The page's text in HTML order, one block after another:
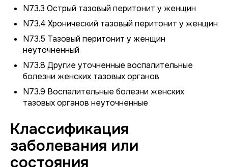
N73.3 Острый тазовый перитонит у женщин
N73.4 Хронический тазовый перитонит у женщин
N73.5 Тазовый перитонит у женщин
неуточненный
N73.8 Другие уточненные воспалительные
болезни женских тазовых органов
N73.9 Воспалительные болезни женских
тазовых органов неуточненные
Классификация
заболевания или
состояния